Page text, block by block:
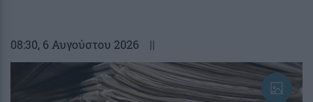
08:30, 6 Αυγούστου 2026 ||